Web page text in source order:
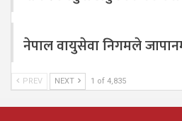
नेपाल वायुसेवा निगमले
PREV NEXT 1 of 4,835